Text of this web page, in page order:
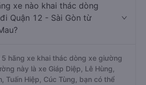
xe nào khai thác dòng
Quận 12 - Sài Gòn từ
5 hãng xe khai thác dòng xe giường
này là xe Giáp Diệp, Lê Hùng,
Tuấn Hiệp, Cúc Tùng, bạn có thể